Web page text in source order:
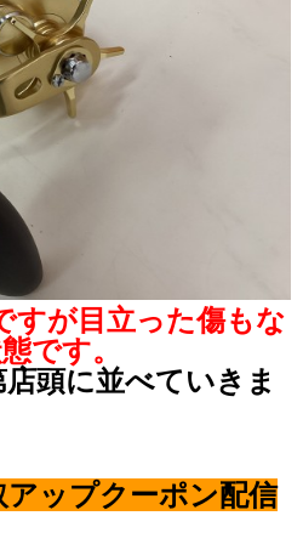
すが目立った傷もな
です。
頭に並べていきま
ップクーポン配信